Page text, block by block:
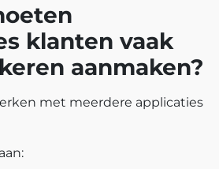
klanten vaak
aanmaken?
met meerdere applicaties